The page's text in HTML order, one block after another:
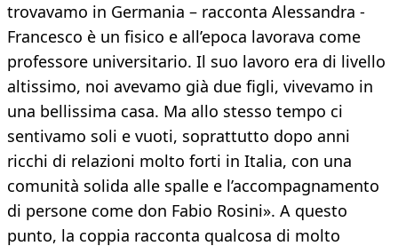
trovavamo in Germania – racconta Alessandra -
Francesco è un fisico e all’epoca lavorava come
professore universitario. Il suo lavoro era di livello
altissimo, noi avevamo già due figli, vivevamo in
una bellissima casa. Ma allo stesso tempo ci
sentivamo soli e vuoti, soprattutto dopo anni
ricchi di relazioni molto forti in Italia, con una
comunità solida alle spalle e l’accompagnamento
di persone come don Fabio Rosini». A questo
punto, la coppia racconta qualcosa di molto